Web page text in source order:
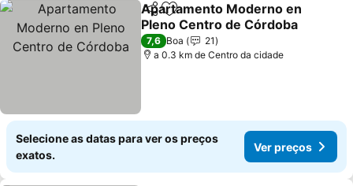
PartilharAdicionar aos favoritos
Apartamento Moderno en
Pleno Centro de Córdoba
Ver preços
7,6 Boa
21
a 0.3 km de Centro da cidade
Selecione as datas para ver os preços
exatos.
Ver preços